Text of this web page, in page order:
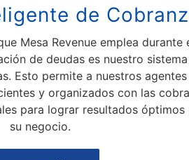
de
Mesa Revenue emplea durante
de deudas es nuestro sistema
Esto permite a nuestros
y organizados con las
para lograr resultados óptimos
su negocio.